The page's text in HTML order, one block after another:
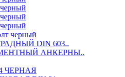
черный
DIN 603..
АНКЕРНЫ..
ЧЕРНАЯ